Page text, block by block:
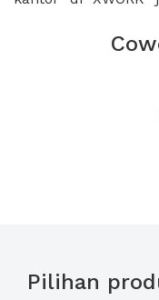
Pilihan